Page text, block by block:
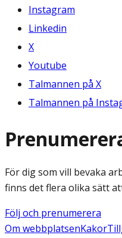
Instagram
Linkedin
X
Youtube
Talmannen på X
Talmannen på
För dig som vill bevaka
finns det flera olika sätt
Följ och prenumerera
Om webbplatsenKakor